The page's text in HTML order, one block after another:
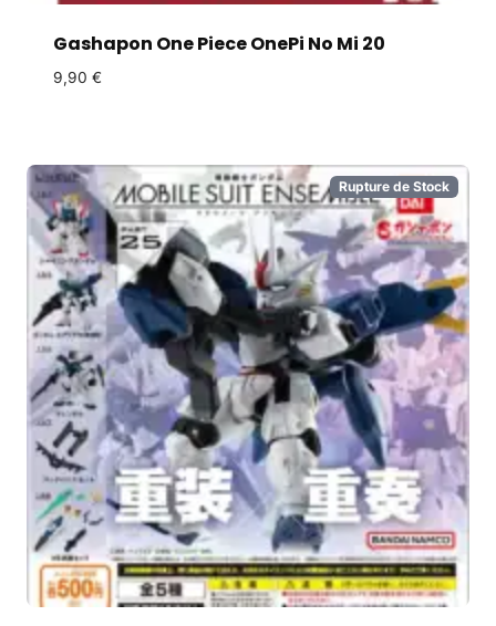
Gashapon One Piece OnePi No Mi 20
9,90 €
Rupture de Stock